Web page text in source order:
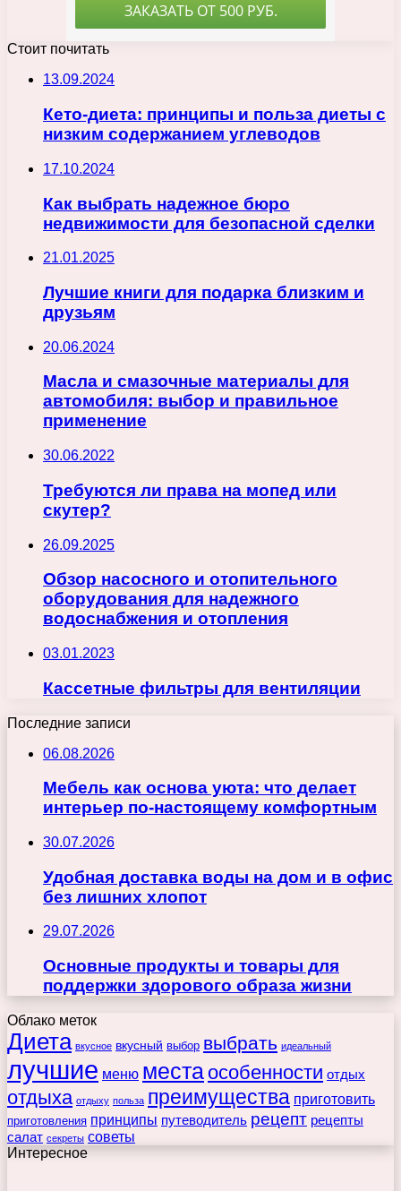
Стоит почитать
13.09.2024
Кето-диета: принципы и польза диеты с
низким содержанием углеводов
17.10.2024
Как выбрать надежное бюро
недвижимости для безопасной сделки
21.01.2025
Лучшие книги для подарка близким и
друзьям
20.06.2024
Масла и смазочные материалы для
автомобиля: выбор и правильное
применение
30.06.2022
Требуются ли права на мопед или
скутер?
26.09.2025
Обзор насосного и отопительного
оборудования для надежного
водоснабжения и отопления
03.01.2023
Кассетные фильтры для вентиляции
Последние записи
06.08.2026
Мебель как основа уюта: что делает
интерьер по-настоящему комфортным
30.07.2026
Удобная доставка воды на дом и в офис
без лишних хлопот
29.07.2026
Основные продукты и товары для
поддержки здорового образа жизни
Облако меток
Диета вкусное вкусный выбор выбрать идеальный
лучшие меню места особенности отдых
отдыха отдыху польза преимущества приготовить
приготовления принципы путеводитель рецепт рецепты
салат секреты советы
Интересное